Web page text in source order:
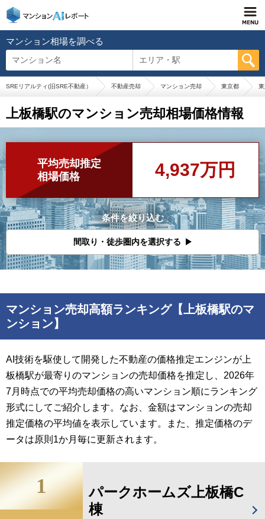
マンション相場を調べる
マンション名 エリア・駅
SREリアルティ(旧SRE不動産） 不動産売却 マンション売却 東京都
上板橋駅のマンション売却相場価格情報
平均売却推定
相場価格
4,937万円
条件を絞り込む
間取り・徒歩圏内を選択する
マンション売却高額ランキング【上板橋駅のマ
ンション】
AI技術を駆使して開発した不動産の価格推定エンジンが上
板橋駅が最寄りのマンションの売却価格を推定し、2026年
7月時点での平均売却価格の高いマンション順にランキング
形式にしてご紹介します。なお、金額はマンションの売却
推定価格の平均値を表示しています。また、推定価格のデ
ータは原則1か月毎に更新されます。
1
パークホームズ上板橋C
棟